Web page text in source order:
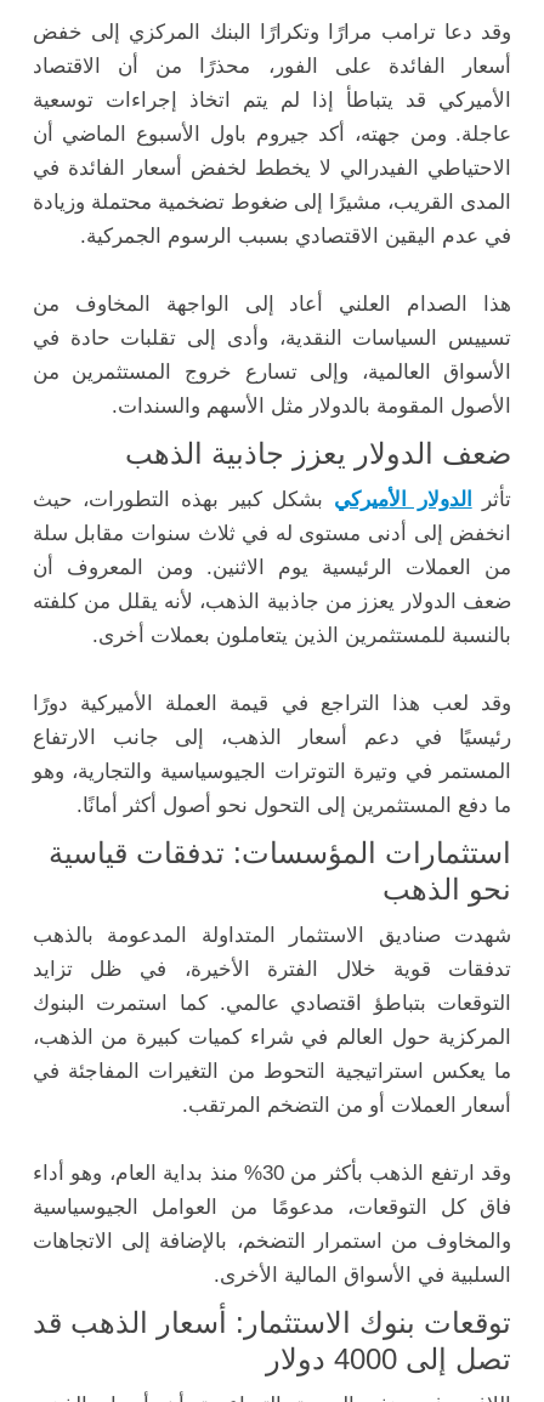
وقد دعا ترامب مرارًا وتكرارًا البنك المركزي إلى خفض
أسعار الفائدة على الفور، محذرًا من أن الاقتصاد
الأميركي قد يتباطأ إذا لم يتم اتخاذ إجراءات توسعية
عاجلة. ومن جهته، أكد جيروم باول الأسبوع الماضي أن
الاحتياطي الفيدرالي لا يخطط لخفض أسعار الفائدة في
المدى القريب، مشيرًا إلى ضغوط تضخمية محتملة وزيادة
في عدم اليقين الاقتصادي بسبب الرسوم الجمركية.
هذا الصدام العلني أعاد إلى الواجهة المخاوف من
تسييس السياسات النقدية، وأدى إلى تقلبات حادة في
الأسواق العالمية، وإلى تسارع خروج المستثمرين من
الأصول المقومة بالدولار مثل الأسهم والسندات.
ضعف الدولار يعزز جاذبية الذهب
تأثر الدولار الأميركي بشكل كبير بهذه التطورات، حيث
انخفض إلى أدنى مستوى له في ثلاث سنوات مقابل سلة
من العملات الرئيسية يوم الاثنين. ومن المعروف أن
ضعف الدولار يعزز من جاذبية الذهب، لأنه يقلل من كلفته
بالنسبة للمستثمرين الذين يتعاملون بعملات أخرى.
وقد لعب هذا التراجع في قيمة العملة الأميركية دورًا
رئيسيًا في دعم أسعار الذهب، إلى جانب الارتفاع
المستمر في وتيرة التوترات الجيوسياسية والتجارية، وهو
ما دفع المستثمرين إلى التحول نحو أصول أكثر أمانًا.
استثمارات المؤسسات: تدفقات قياسية
نحو الذهب
شهدت صناديق الاستثمار المتداولة المدعومة بالذهب
تدفقات قوية خلال الفترة الأخيرة، في ظل تزايد
التوقعات بتباطؤ اقتصادي عالمي. كما استمرت البنوك
المركزية حول العالم في شراء كميات كبيرة من الذهب،
ما يعكس استراتيجية التحوط من التغيرات المفاجئة في
أسعار العملات أو من التضخم المرتقب.
وقد ارتفع الذهب بأكثر من 30% منذ بداية العام، وهو أداء
فاق كل التوقعات، مدعومًا من العوامل الجيوسياسية
والمخاوف من استمرار التضخم، بالإضافة إلى الاتجاهات
السلبية في الأسواق المالية الأخرى.
توقعات بنوك الاستثمار: أسعار الذهب قد
تصل إلى 4000 دولار